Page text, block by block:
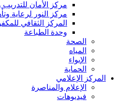
مركز الأمان للتدريب
مركز النور لرعاية
المركز الثقافي
وحدة الطباعة
الصحة
المياه
الإيواء
الحماية
المركز الإعلامي
الإعلام والمناصرة
فيديوهات